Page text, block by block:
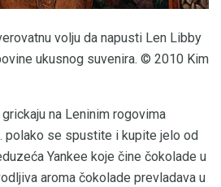
volju da napusti Len Libby
ukusnog suvenira. © 2010 Kim
na Leninim rogovima
polako se spustite i kupite jelo od
Yankee koje čine čokolade u
aroma čokolade prevladava u